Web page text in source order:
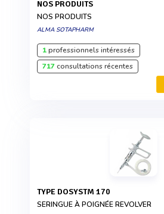
NOS PRODUITS
NOS PRODUITS
ALMA SOTAPHARM
1professionnels intéressés
717consultations récentes
TYPE DOSYSTM 170
SERINGUE À POIGNÉE REVOLVER